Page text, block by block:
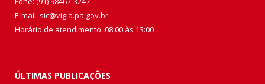
E-mail: sic@vigia.pa.gov.br
Horário de atendimento: 08:00 às 13:00
ÚLTIMAS PUBLICAÇÕES